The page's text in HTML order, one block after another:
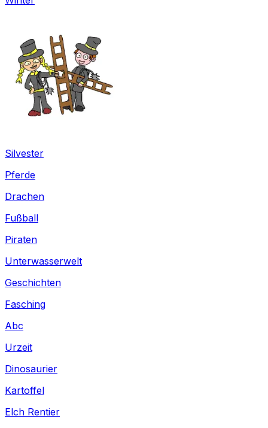
Silvester
Pferde
Drachen
Fußball
Piraten
Unterwasserwelt
Geschichten
Fasching
Abc
Urzeit
Dinosaurier
Kartoffel
Elch Rentier